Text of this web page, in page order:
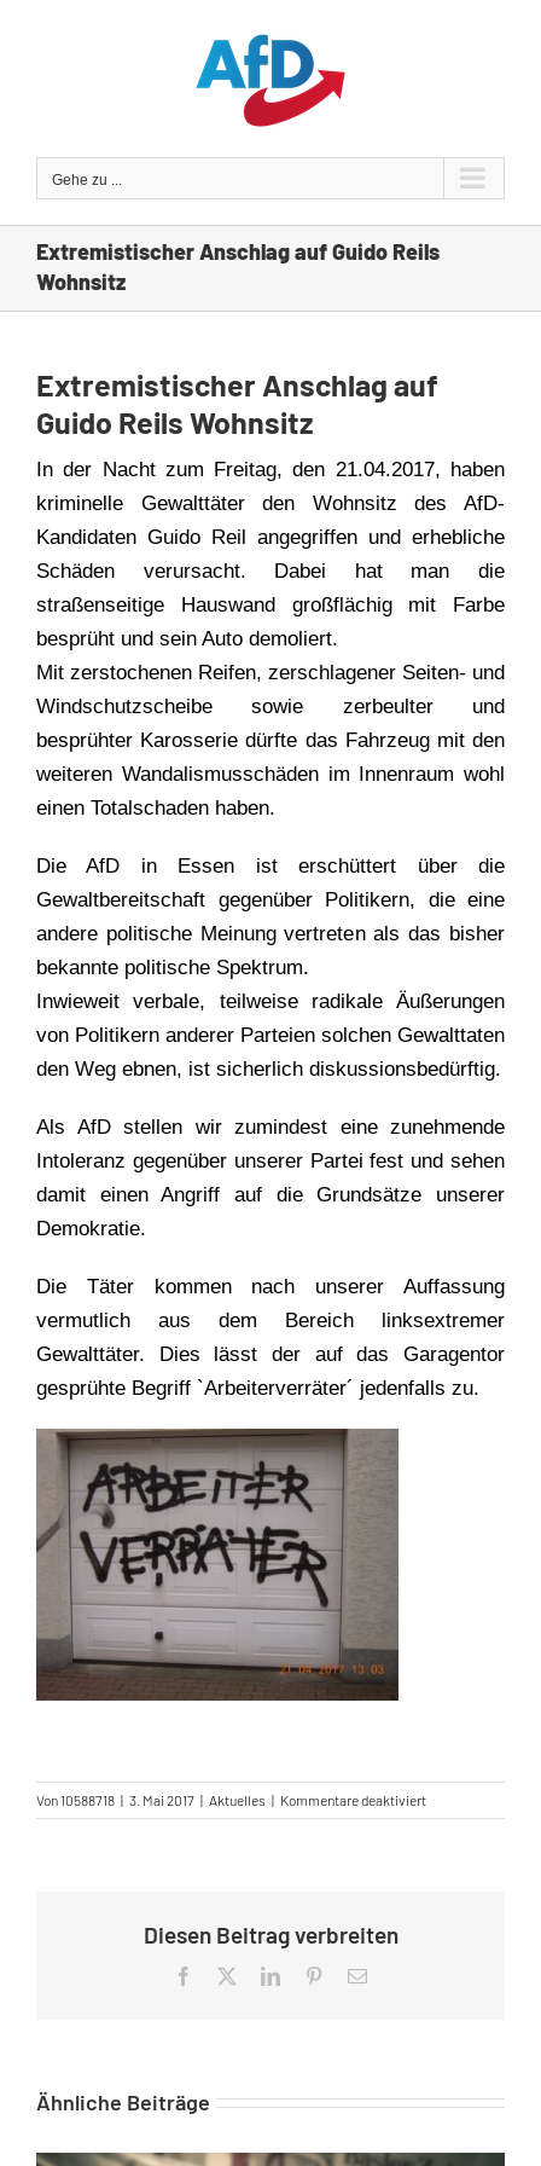
Gehe zu ...
Extremistischer Anschlag auf Guido Reils
Wohnsitz
Extremistischer Anschlag auf
Guido Reils Wohnsitz
In der Nacht zum Freitag, den 21.04.2017, haben
kriminelle Gewalttäter den Wohnsitz des AfD-
Kandidaten Guido Reil angegriffen und erhebliche
Schäden verursacht. Dabei hat man die
straßenseitige Hauswand großflächig mit Farbe
besprüht und sein Auto demoliert.
Mit zerstochenen Reifen, zerschlagener Seiten- und
Windschutzscheibe sowie zerbeulter und
besprühter Karosserie dürfte das Fahrzeug mit den
weiteren Wandalismusschäden im Innenraum wohl
einen Totalschaden haben.
Die AfD in Essen ist erschüttert über die
Gewaltbereitschaft gegenüber Politikern, die eine
andere politische Meinung vertreten als das bisher
bekannte politische Spektrum.
Inwieweit verbale, teilweise radikale Äußerungen
von Politikern anderer Parteien solchen Gewalttaten
den Weg ebnen, ist sicherlich diskussionsbedürftig.
Als AfD stellen wir zumindest eine zunehmende
Intoleranz gegenüber unserer Partei fest und sehen
damit einen Angriff auf die Grundsätze unserer
Demokratie.
Die Täter kommen nach unserer Auffassung
vermutlich aus dem Bereich linksextremer
Gewalttäter. Dies lässt der auf das Garagentor
gesprühte Begriff `Arbeiterverräter´ jedenfalls zu.
Von 10588718 | 3. Mai 2017 | Aktuelles | Kommentare deaktiviertfür
Extremistischer
Diesen Beitrag verbreiten
Facebook LinkedInPinterest
E-
Ähnliche Beiträge